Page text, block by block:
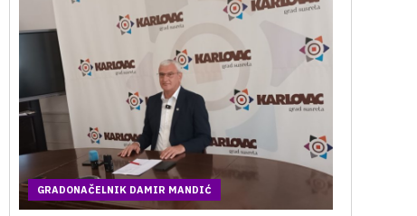
GRADONAČELNIK DAMIR MANDIĆ